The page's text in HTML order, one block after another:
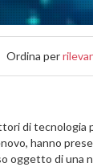
Ordina per
di
hanno
di una